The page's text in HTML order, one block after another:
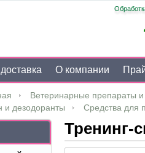
О компании
Ветеринарные препараты и
и дезодоранты
Средства для
Тренинг-